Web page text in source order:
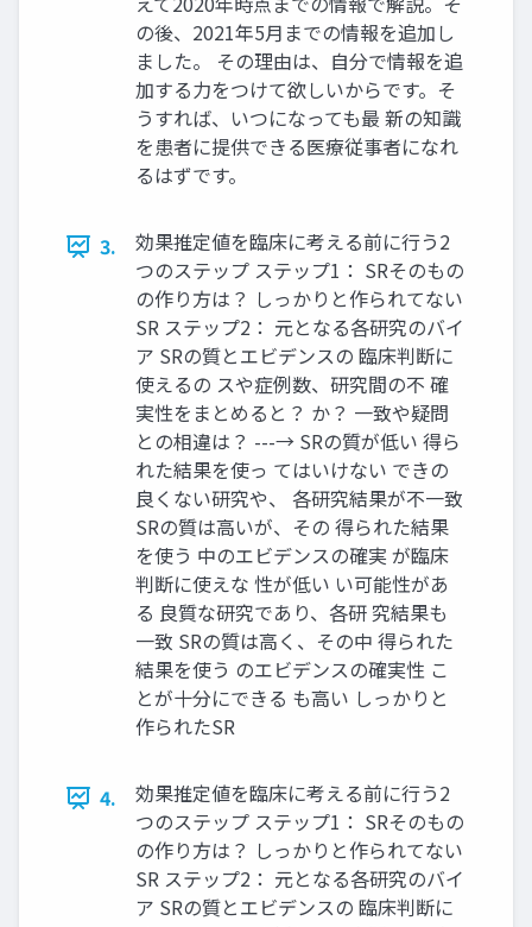
の後、2021年5月までの情報を追加し
ました。 その理由は、自分で情報を追
加する力をつけて欲しいからです。そ
うすれば、いつになっても最 新の知識
を患者に提供できる医療従事者になれ
るはずです。
3.
効果推定値を臨床に考える前に行う2
つのステップ ステップ1： SRそのもの
の作り方は？ しっかりと作られてない
SR ステップ2： 元となる各研究のバイ
ア SRの質とエビデンスの 臨床判断に
使えるの スや症例数、研究間の不 確
実性をまとめると？ か？ 一致や疑問
との相違は？ ---→ SRの質が低い 得ら
れた結果を使っ てはいけない できの
良くない研究や、 各研究結果が不一致
SRの質は高いが、その 得られた結果
を使う 中のエビデンスの確実 が臨床
判断に使えな 性が低い い可能性があ
る 良質な研究であり、各研 究結果も
一致 SRの質は高く、その中 得られた
結果を使う のエビデンスの確実性 こ
とが十分にできる も高い しっかりと
作られたSR
4.
効果推定値を臨床に考える前に行う2
つのステップ ステップ1： SRそのもの
の作り方は？ しっかりと作られてない
SR ステップ2： 元となる各研究のバイ
ア SRの質とエビデンスの 臨床判断に